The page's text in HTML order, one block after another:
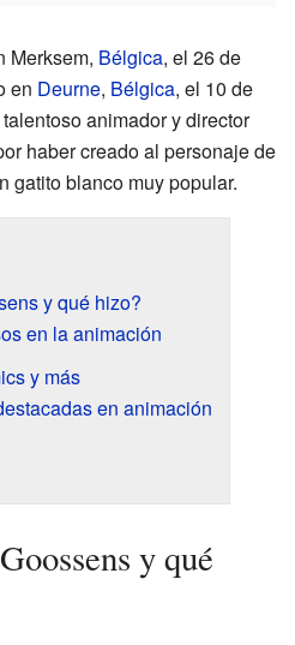
Merksem, Bélgica, el 26 de
en Deurne, Bélgica, el 10 de
animador y director
haber creado al personaje de
gatito blanco muy popular.
y qué hizo?
en la animación
y más
en animación
y qué